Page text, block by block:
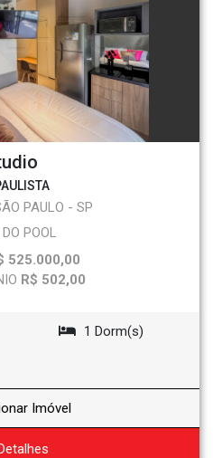
PAULO - SP
POOL
525.000,00
R$ 502,00
1 Dorm(s)
Imóvel